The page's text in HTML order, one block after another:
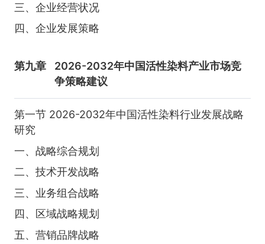
三、企业经营状况
四、企业发展策略
第九章
2026-2032年中国活性染料产业市场竞
争策略建议
第一节 2026-2032年中国活性染料行业发展战略
研究
一、战略综合规划
二、技术开发战略
三、业务组合战略
四、区域战略规划
五、营销品牌战略